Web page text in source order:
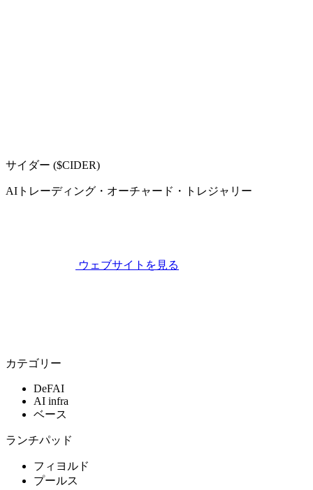
サイダー ($CIDER)
AIトレーディング・オーチャード・トレジャリー
ウェブサイトを見る
カテゴリー
DeFAI
AI infra
ベース
ランチパッド
フィヨルド
プールス